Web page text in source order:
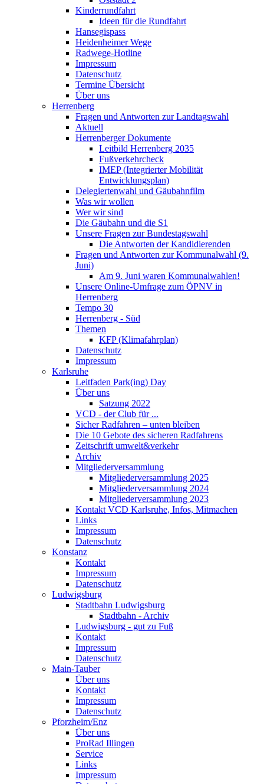
Kinderrundfahrt
Ideen für die Rundfahrt
Hansegispass
Heidenheimer Wege
Radwege-Hotline
Impressum
Datenschutz
Termine Übersicht
Über uns
Herrenberg
Fragen und Antworten zur Landtagswahl
Aktuell
Herrenberger Dokumente
Leitbild Herrenberg 2035
Fußverkehrcheck
IMEP (Integrierter Mobilität
Entwicklungsplan)
Delegiertenwahl und Gäubahnfilm
Was wir wollen
Wer wir sind
Die Gäubahn und die S1
Unsere Fragen zur Bundestagswahl
Die Antworten der Kandidierenden
Fragen und Antworten zur Kommunalwahl (9.
Juni)
Am 9. Juni waren Kommunalwahlen!
Unsere Online-Umfrage zum ÖPNV in
Herrenberg
Tempo 30
Herrenberg - Süd
Themen
KFP (Klimafahrplan)
Datenschutz
Impressum
Karlsruhe
Leitfaden Park(ing) Day
Über uns
Satzung 2022
VCD - der Club für ...
Sicher Radfahren – unten bleiben
Die 10 Gebote des sicheren Radfahrens
Zeitschrift umwelt&verkehr
Archiv
Mitgliederversammlung
Mitgliederversammlung 2025
Mitgliederversammlung 2024
Mitgliederversammlung 2023
Kontakt VCD Karlsruhe, Infos, Mitmachen
Links
Impressum
Datenschutz
Konstanz
Kontakt
Impressum
Datenschutz
Ludwigsburg
Stadtbahn Ludwigsburg
Stadtbahn - Archiv
Ludwigsburg - gut zu Fuß
Kontakt
Impressum
Datenschutz
Main-Tauber
Über uns
Kontakt
Impressum
Datenschutz
Pforzheim/Enz
Über uns
ProRad Illingen
Service
Links
Impressum